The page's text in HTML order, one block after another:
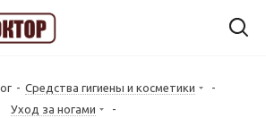
- Средства гигиены и косметики
-
Уход за ногами
-